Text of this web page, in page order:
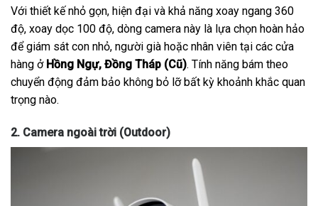
Với thiết kế nhỏ gọn, hiện đại và khả năng xoay ngang 360
độ, xoay dọc 100 độ, dòng camera này là lựa chọn hoàn hảo
để giám sát con nhỏ, người già hoặc nhân viên tại các cửa
hàng ở Hồng Ngự, Đồng Tháp (Cũ). Tính năng bám theo
chuyển động đảm bảo không bỏ lỡ bất kỳ khoảnh khắc quan
trọng nào.
2. Camera ngoài trời (Outdoor)